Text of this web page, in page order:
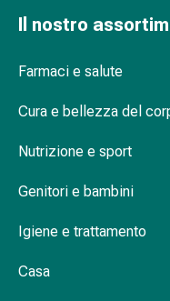
Prostata
ai
e
vescica
e
Mal
Il nostro
Farmaci e salute
Cura e bellezza del
Nutrizione e sport
Genitori e bambini
Igiene e trattamento
Casa